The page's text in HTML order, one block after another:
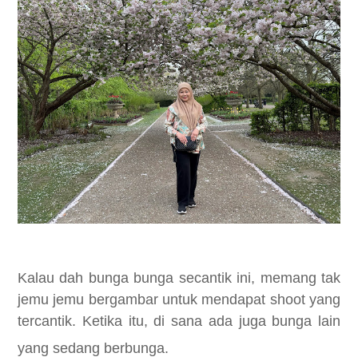
Kalau dah bunga bunga secantik ini, memang tak
jemu jemu bergambar untuk mendapat shoot yang
tercantik. Ketika itu, di sana ada juga bunga lain
yang sedang berbunga.